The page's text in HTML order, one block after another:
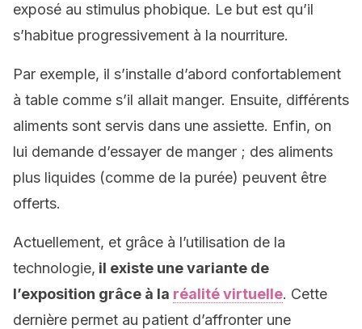
exposé au stimulus phobique. Le but est qu’il
s’habitue progressivement à la nourriture.
Par exemple, il s’installe d’abord confortablement
à table comme s’il allait manger. Ensuite, différents
aliments sont servis dans une assiette. Enfin, on
lui demande d’essayer de manger ; des aliments
plus liquides (comme de la purée) peuvent être
offerts.
Actuellement, et grâce à l’utilisation de la
technologie, il existe une variante de
l’exposition grâce à la réalité virtuelle. Cette
dernière permet au patient d’affronter une